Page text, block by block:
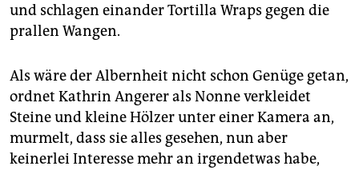
und schlagen einander Tortilla Wraps gegen die
prallen Wangen.
Als wäre der Albernheit nicht schon Genüge getan,
ordnet Kathrin Angerer als Nonne verkleidet
Steine und kleine Hölzer unter einer Kamera an,
murmelt, dass sie alles gesehen, nun aber
keinerlei Interesse mehr an irgendetwas habe,